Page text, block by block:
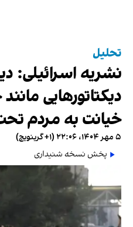
تحلیل
نشریه اسرائیلی:
دیکتاتورهایی
خیانت به مردم
۵ مهر ۱۴۰۴، ۲۲:۰۶ (‎+۱ گرینویچ)
پخش نسخه شنیداری